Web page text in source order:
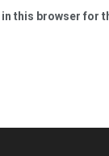
this browser for